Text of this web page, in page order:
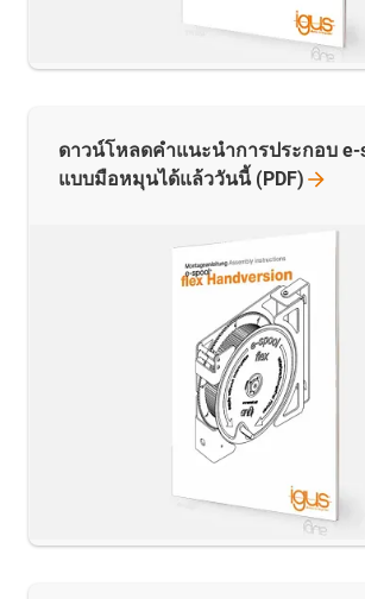
ดาวน์โหลดคำแนะนำการประกอบ e-
แบบมือหมุนได้แล้ววันนี้ (PDF)